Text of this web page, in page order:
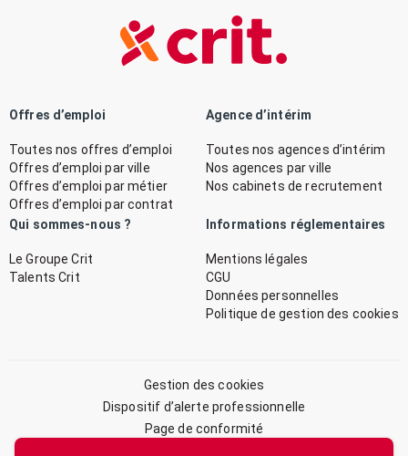
Offres d’emploi
Toutes nos offres d’emploi
Offres d’emploi par ville
Offres d’emploi par métier
Offres d’emploi par contrat
Agence d’intérim
Toutes nos agences d’intérim
Nos agences par ville
Nos cabinets de recrutement
Qui sommes-nous ?
Le Groupe Crit
Talents Crit
Informations réglementaires
Mentions légales
CGU
Données personnelles
Politique de gestion des cookies
Gestion des cookies
Dispositif d’alerte professionnelle
Page de conformité